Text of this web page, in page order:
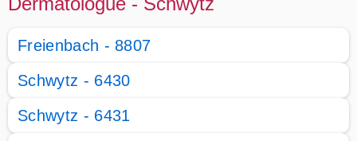
Freienbach - 8807
Schwytz - 6430
Schwytz - 6431